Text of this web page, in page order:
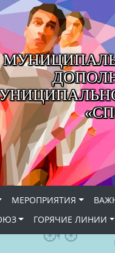
МЕРОПРИЯТИЯ
ГОРЯЧИЕ ЛИНИИ